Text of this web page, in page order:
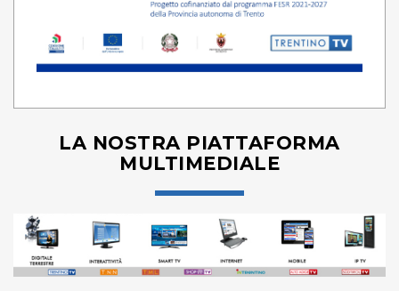
LA NOSTRA PIATTAFORMA
MULTIMEDIALE